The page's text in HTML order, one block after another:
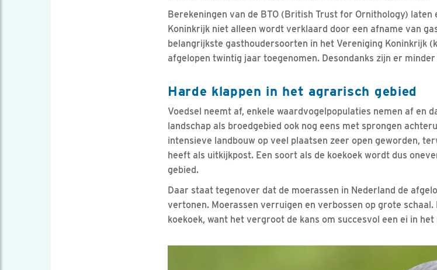
Berekeningen van de BTO (British Trust for Ornithology)
Koninkrijk niet alleen wordt verklaard door een afname van
belangrijkste gasthoudersoorten in het Vereniging Koninkrijk
afgelopen twintig jaar toegenomen. Desondanks zijn er
Harde klappen in het agrarisch gebied
Voedsel neemt af, enkele waardvogelpopulaties nemen af en
landschap als broedgebied ook nog eens met sprongen
intensieve landbouw op veel plaatsen zeer open geworden,
heeft als uitkijkpost. Een soort als de koekoek wordt dus
gebied.
Daar staat tegenover dat de moerassen in Nederland de
vertonen. Moerassen verruigen en verbossen op grote
koekoek, want het vergroot de kans om succesvol een ei in